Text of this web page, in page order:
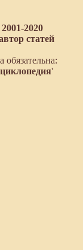
2020
статей
'